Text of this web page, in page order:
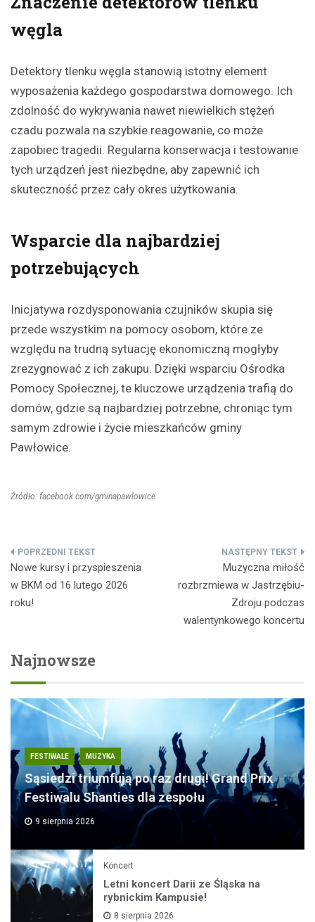
węgla
Detektory tlenku węgla stanowią istotny element
wyposażenia każdego gospodarstwa domowego. Ich
zdolność do wykrywania nawet niewielkich stężeń
czadu pozwala na szybkie reagowanie, co może
zapobiec tragedii. Regularna konserwacja i testowanie
tych urządzeń jest niezbędne, aby zapewnić ich
skuteczność przez cały okres użytkowania.
Wsparcie dla najbardziej
potrzebujących
Inicjatywa rozdysponowania czujników skupia się
przede wszystkim na pomocy osobom, które ze
względu na trudną sytuację ekonomiczną mogłyby
zrezygnować z ich zakupu. Dzięki wsparciu Ośrodka
Pomocy Społecznej, te kluczowe urządzenia trafią do
domów, gdzie są najbardziej potrzebne, chroniąc tym
samym zdrowie i życie mieszkańców gminy
Pawłowice.
Źródło: facebook.com/gminapawlowice
Nawigacja
wpisu
Nowe kursy i przyspieszenia
w BKM od 16 lutego 2026
roku!
Muzyczna miłość
rozbrzmiewa w Jastrzębiu-
Zdroju podczas
walentynkowego koncertu
Najnowsze
FESTIWALE MUZYKA
Sąsiedzi triumfują po raz drugi! Grand Prix
Festiwalu Shanties dla zespołu
9 sierpnia 2026
Koncert
Letni koncert Darii ze Śląska na
rybnickim Kampusie!
8 sierpnia 2026